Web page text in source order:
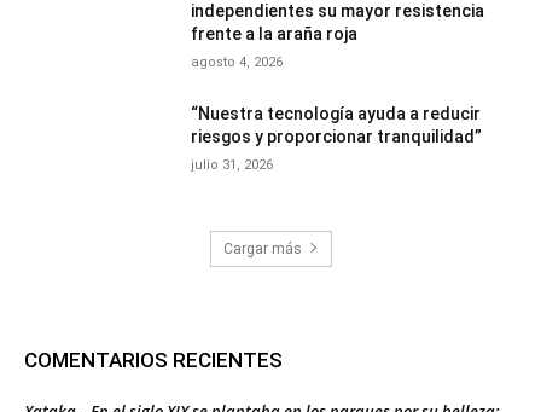
independientes su mayor resistencia
frente a la araña roja
agosto 4, 2026
“Nuestra tecnología ayuda a reducir
riesgos y proporcionar tranquilidad”
julio 31, 2026
Cargar más
COMENTARIOS RECIENTES